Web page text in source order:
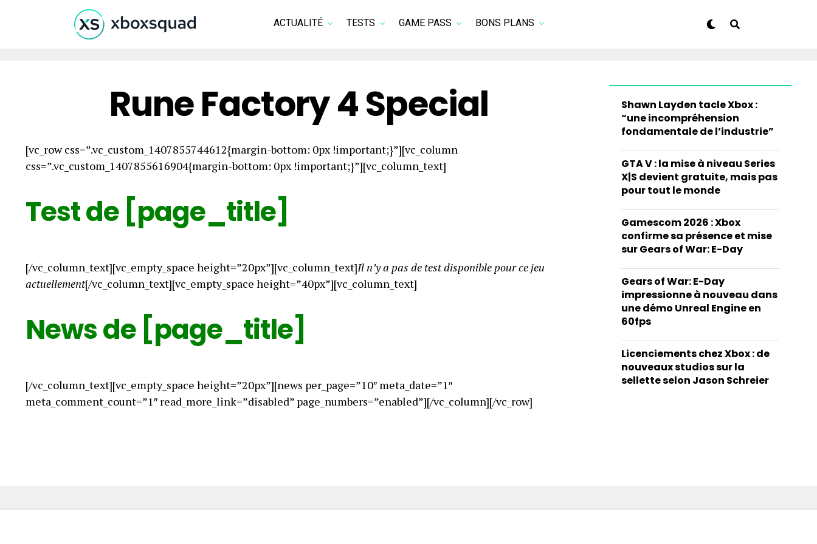
ACTUALITÉ TESTS GAME PASS BONS PLANS
Rune Factory 4 Special
[vc_row css=”.vc_custom_1407855744612{margin-bottom: 0px !important;}”][vc_column
css=”.vc_custom_1407855616904{margin-bottom: 0px !important;}”][vc_column_text]
Test de [page_title]
[/vc_column_text][vc_empty_space height=”20px”][vc_column_text]Il n’y a pas de test disponible pour ce jeu
actuellement[/vc_column_text][vc_empty_space height=”40px”][vc_column_text]
News de [page_title]
[/vc_column_text][vc_empty_space height=”20px”][news per_page=”10″ meta_date=”1″
meta_comment_count=”1″ read_more_link=”disabled” page_numbers=”enabled”][/vc_column][/vc_row]
Shawn Layden tacle Xbox :
“une incompréhension
fondamentale de l’industrie”
GTA V : la mise à niveau Series
X|S devient gratuite, mais pas
pour tout le monde
Gamescom 2026 : Xbox
confirme sa présence et mise
sur Gears of War: E-Day
Gears of War: E-Day
impressionne à nouveau dans
une démo Unreal Engine en
60fps
Licenciements chez Xbox : de
nouveaux studios sur la
sellette selon Jason Schreier